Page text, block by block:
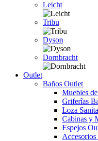
Leicht
Tribu
Dyson
Dornbracht
Outlet
Baños Outlet
Muebles
Griferîas
Loza
Cabinas y
Espejos